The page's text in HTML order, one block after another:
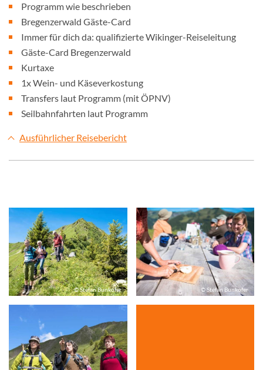
Programm wie beschrieben
Bregenzerwald Gäste-Card
Immer für dich da: qualifizierte Wikinger-Reiseleitung
Gäste-Card Bregenzerwald
Kurtaxe
1x Wein- und Käseverkostung
Transfers laut Programm (mit ÖPNV)
Seilbahnfahrten laut Programm
Ausführlicher Reisebericht
© Stefan Bunkofer © Stefan Bunkofer